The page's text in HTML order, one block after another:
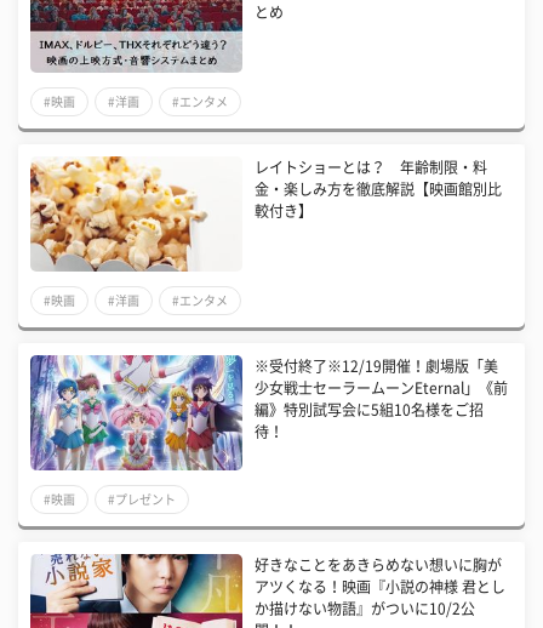
とめ
#映画 #洋画 #エンタメ
レイトショーとは？ 年齢制限・料
金・楽しみ方を徹底解説【映画館別比
較付き】
#映画 #洋画 #エンタメ
※受付終了※12/19開催！劇場版「美
少女戦士セーラームーンEternal」《前
編》特別試写会に5組10名様をご招
待！
#映画 #プレゼント
好きなことをあきらめない想いに胸が
アツくなる！映画『小説の神様 君とし
か描けない物語』がついに10/2公